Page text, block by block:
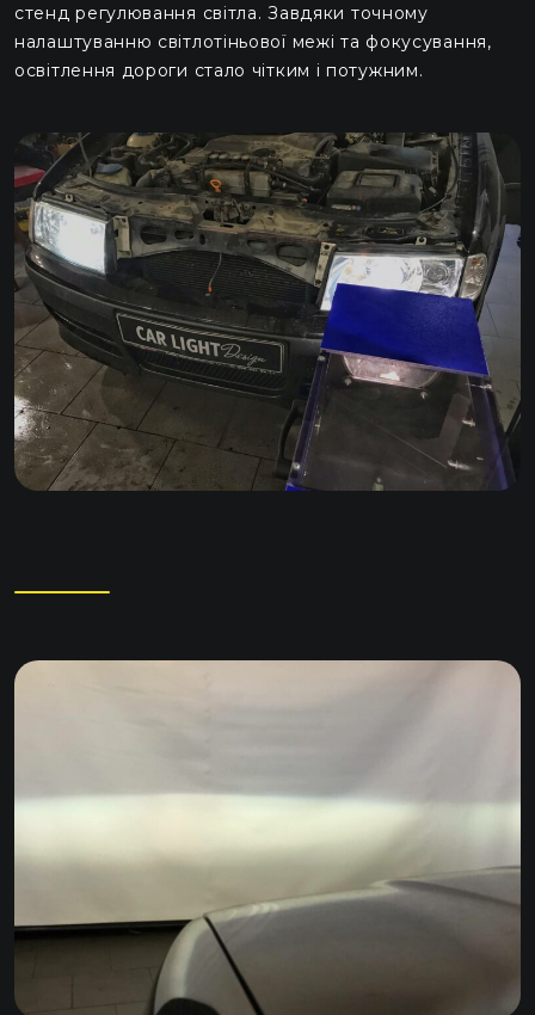
стенд регулювання світла. Завдяки точному
налаштуванню світлотіньової межі та фокусування,
освітлення дороги стало чітким і потужним.